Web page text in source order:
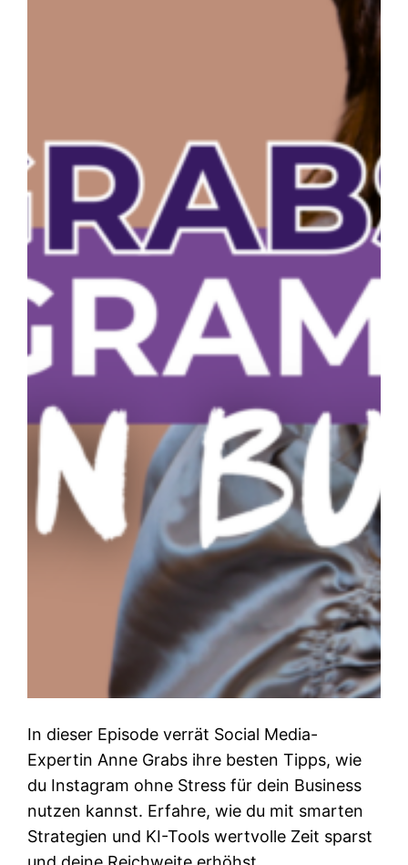
In dieser Episode verrät Social Media-
Expertin Anne Grabs ihre besten Tipps, wie
du Instagram ohne Stress für dein Business
nutzen kannst. Erfahre, wie du mit smarten
Strategien und KI-Tools wertvolle Zeit sparst